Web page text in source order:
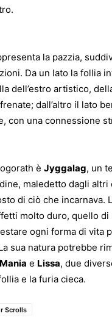
la pazzia,
Da un lato la follia
dell’estro artistico,
dall’altro il lato
con una connessione
è Jyggalag, un
maledetto dagli altri
di ciò che incarnava.
molto duro, quello di
ogni forma di vita
sua natura potrebbe
Mania e Lissa, due
e la furia cieca.
Scrolls